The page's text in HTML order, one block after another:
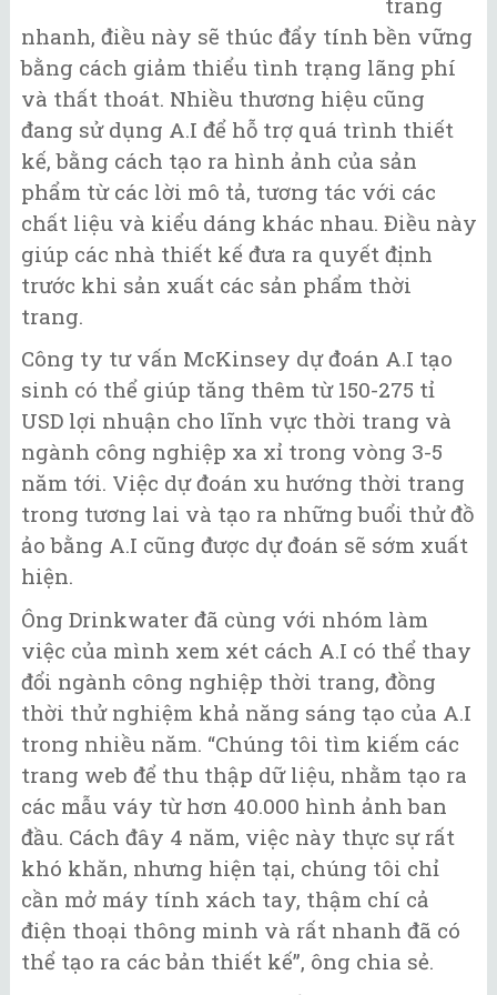
nhanh, điều này sẽ thúc đẩy tính bền vững
bằng cách giảm thiểu tình trạng lãng phí
và thất thoát. Nhiều thương hiệu cũng
đang sử dụng A.I để hỗ trợ quá trình thiết
kế, bằng cách tạo ra hình ảnh của sản
phẩm từ các lời mô tả, tương tác với các
chất liệu và kiểu dáng khác nhau. Điều này
giúp các nhà thiết kế đưa ra quyết định
trước khi sản xuất các sản phẩm thời
trang.
Công ty tư vấn McKinsey dự đoán A.I tạo
sinh có thể giúp tăng thêm từ 150-275 tỉ
USD lợi nhuận cho lĩnh vực thời trang và
ngành công nghiệp xa xỉ trong vòng 3-5
năm tới. Việc dự đoán xu hướng thời trang
trong tương lai và tạo ra những buổi thử đồ
ảo bằng A.I cũng được dự đoán sẽ sớm xuất
hiện.
Ông Drinkwater đã cùng với nhóm làm
việc của mình xem xét cách A.I có thể thay
đổi ngành công nghiệp thời trang, đồng
thời thử nghiệm khả năng sáng tạo của A.I
trong nhiều năm. “Chúng tôi tìm kiếm các
trang web để thu thập dữ liệu, nhằm tạo ra
các mẫu váy từ hơn 40.000 hình ảnh ban
đầu. Cách đây 4 năm, việc này thực sự rất
khó khăn, nhưng hiện tại, chúng tôi chỉ
cần mở máy tính xách tay, thậm chí cả
điện thoại thông minh và rất nhanh đã có
thể tạo ra các bản thiết kế”, ông chia sẻ.